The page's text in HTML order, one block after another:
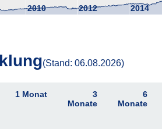
2010 2012 2014
(Stand: 06.08.2026)
1 Monat
3
Monate
6
Monate